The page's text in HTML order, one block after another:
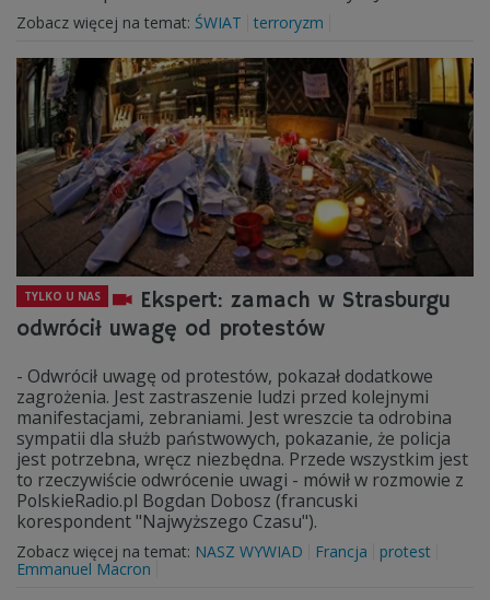
Zobacz więcej na temat: ŚWIAT terroryzm
TYLKO U NAS
Ekspert: zamach w Strasburgu
odwrócił uwagę od protestów
- Odwrócił uwagę od protestów, pokazał dodatkowe
zagrożenia. Jest zastraszenie ludzi przed kolejnymi
manifestacjami, zebraniami. Jest wreszcie ta odrobina
sympatii dla służb państwowych, pokazanie, że policja
jest potrzebna, wręcz niezbędna. Przede wszystkim jest
to rzeczywiście odwrócenie uwagi - mówił w rozmowie z
PolskieRadio.pl Bogdan Dobosz (francuski
korespondent "Najwyższego Czasu").
Zobacz więcej na temat: NASZ WYWIAD Francja
protest
Emmanuel Macron